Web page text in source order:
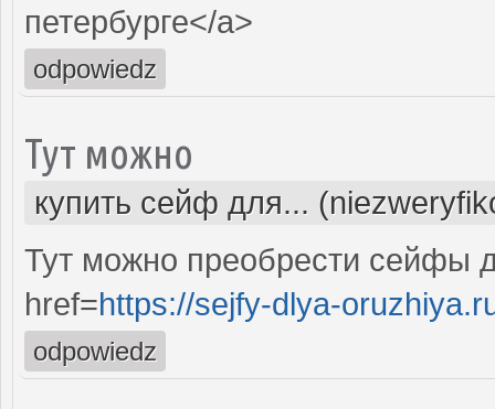
петербурге</a>
odpowiedz
Тут можно
купить сейф для...
Тут можно преобрести сейфы
href=https://sejfy-dlya-
odpowiedz